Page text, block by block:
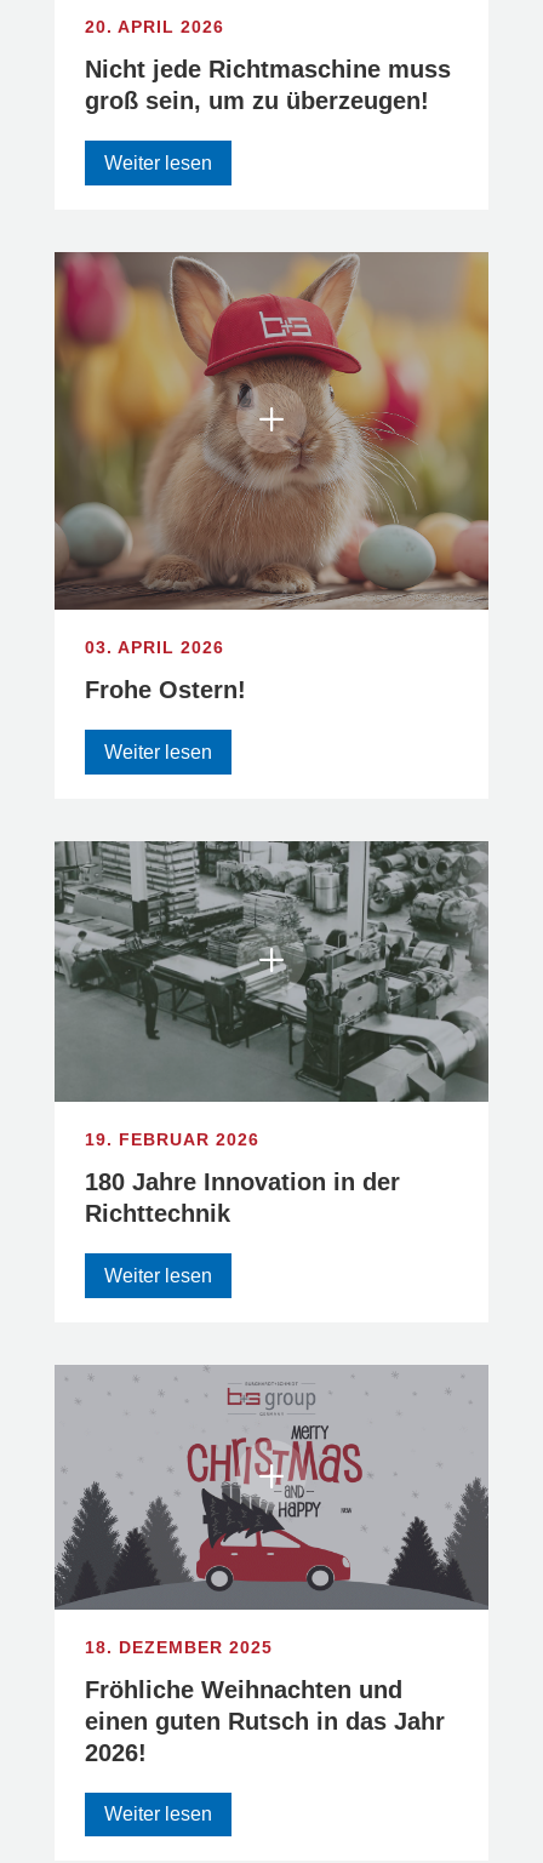
20. APRIL 2026
Nicht jede Richtmaschine muss
groß sein, um zu überzeugen!
Weiter lesen
03. APRIL 2026
Frohe Ostern!
Weiter lesen
19. FEBRUAR 2026
180 Jahre Innovation in der
Richttechnik
Weiter lesen
18. DEZEMBER 2025
Fröhliche Weihnachten und
einen guten Rutsch in das Jahr
2026!
Weiter lesen